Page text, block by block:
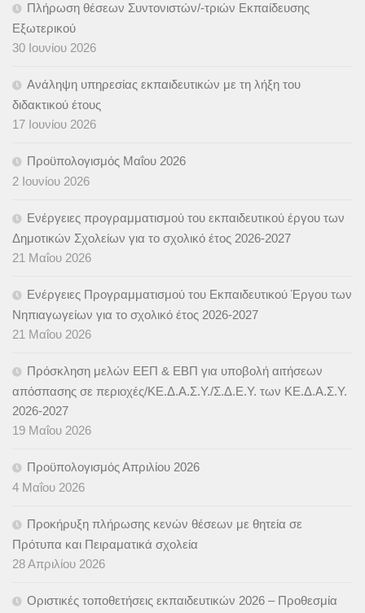
Πλήρωση θέσεων Συντονιστών/-τριών Εκπαίδευσης
Εξωτερικού
30 Ιουνίου 2026
Ανάληψη υπηρεσίας εκπαιδευτικών με τη λήξη του
διδακτικού έτους
17 Ιουνίου 2026
Προϋπολογισμός Μαΐου 2026
2 Ιουνίου 2026
Ενέργειες προγραμματισμού του εκπαιδευτικού έργου των
Δημοτικών Σχολείων για το σχολικό έτος 2026-2027
21 Μαΐου 2026
Ενέργειες Προγραμματισμού του Εκπαιδευτικού Έργου των
Νηπιαγωγείων για το σχολικό έτος 2026-2027
21 Μαΐου 2026
Πρόσκληση μελών ΕΕΠ & ΕΒΠ για υποβολή αιτήσεων
απόσπασης σε περιοχές/ΚΕ.Δ.Α.Σ.Υ./Σ.Δ.Ε.Υ. των ΚΕ.Δ.Α.Σ.Υ.
2026-2027
19 Μαΐου 2026
Προϋπολογισμός Απριλίου 2026
4 Μαΐου 2026
Προκήρυξη πλήρωσης κενών θέσεων με θητεία σε
Πρότυπα και Πειραματικά σχολεία
28 Απριλίου 2026
Οριστικές τοποθετήσεις εκπαιδευτικών 2026 – Προθεσμία